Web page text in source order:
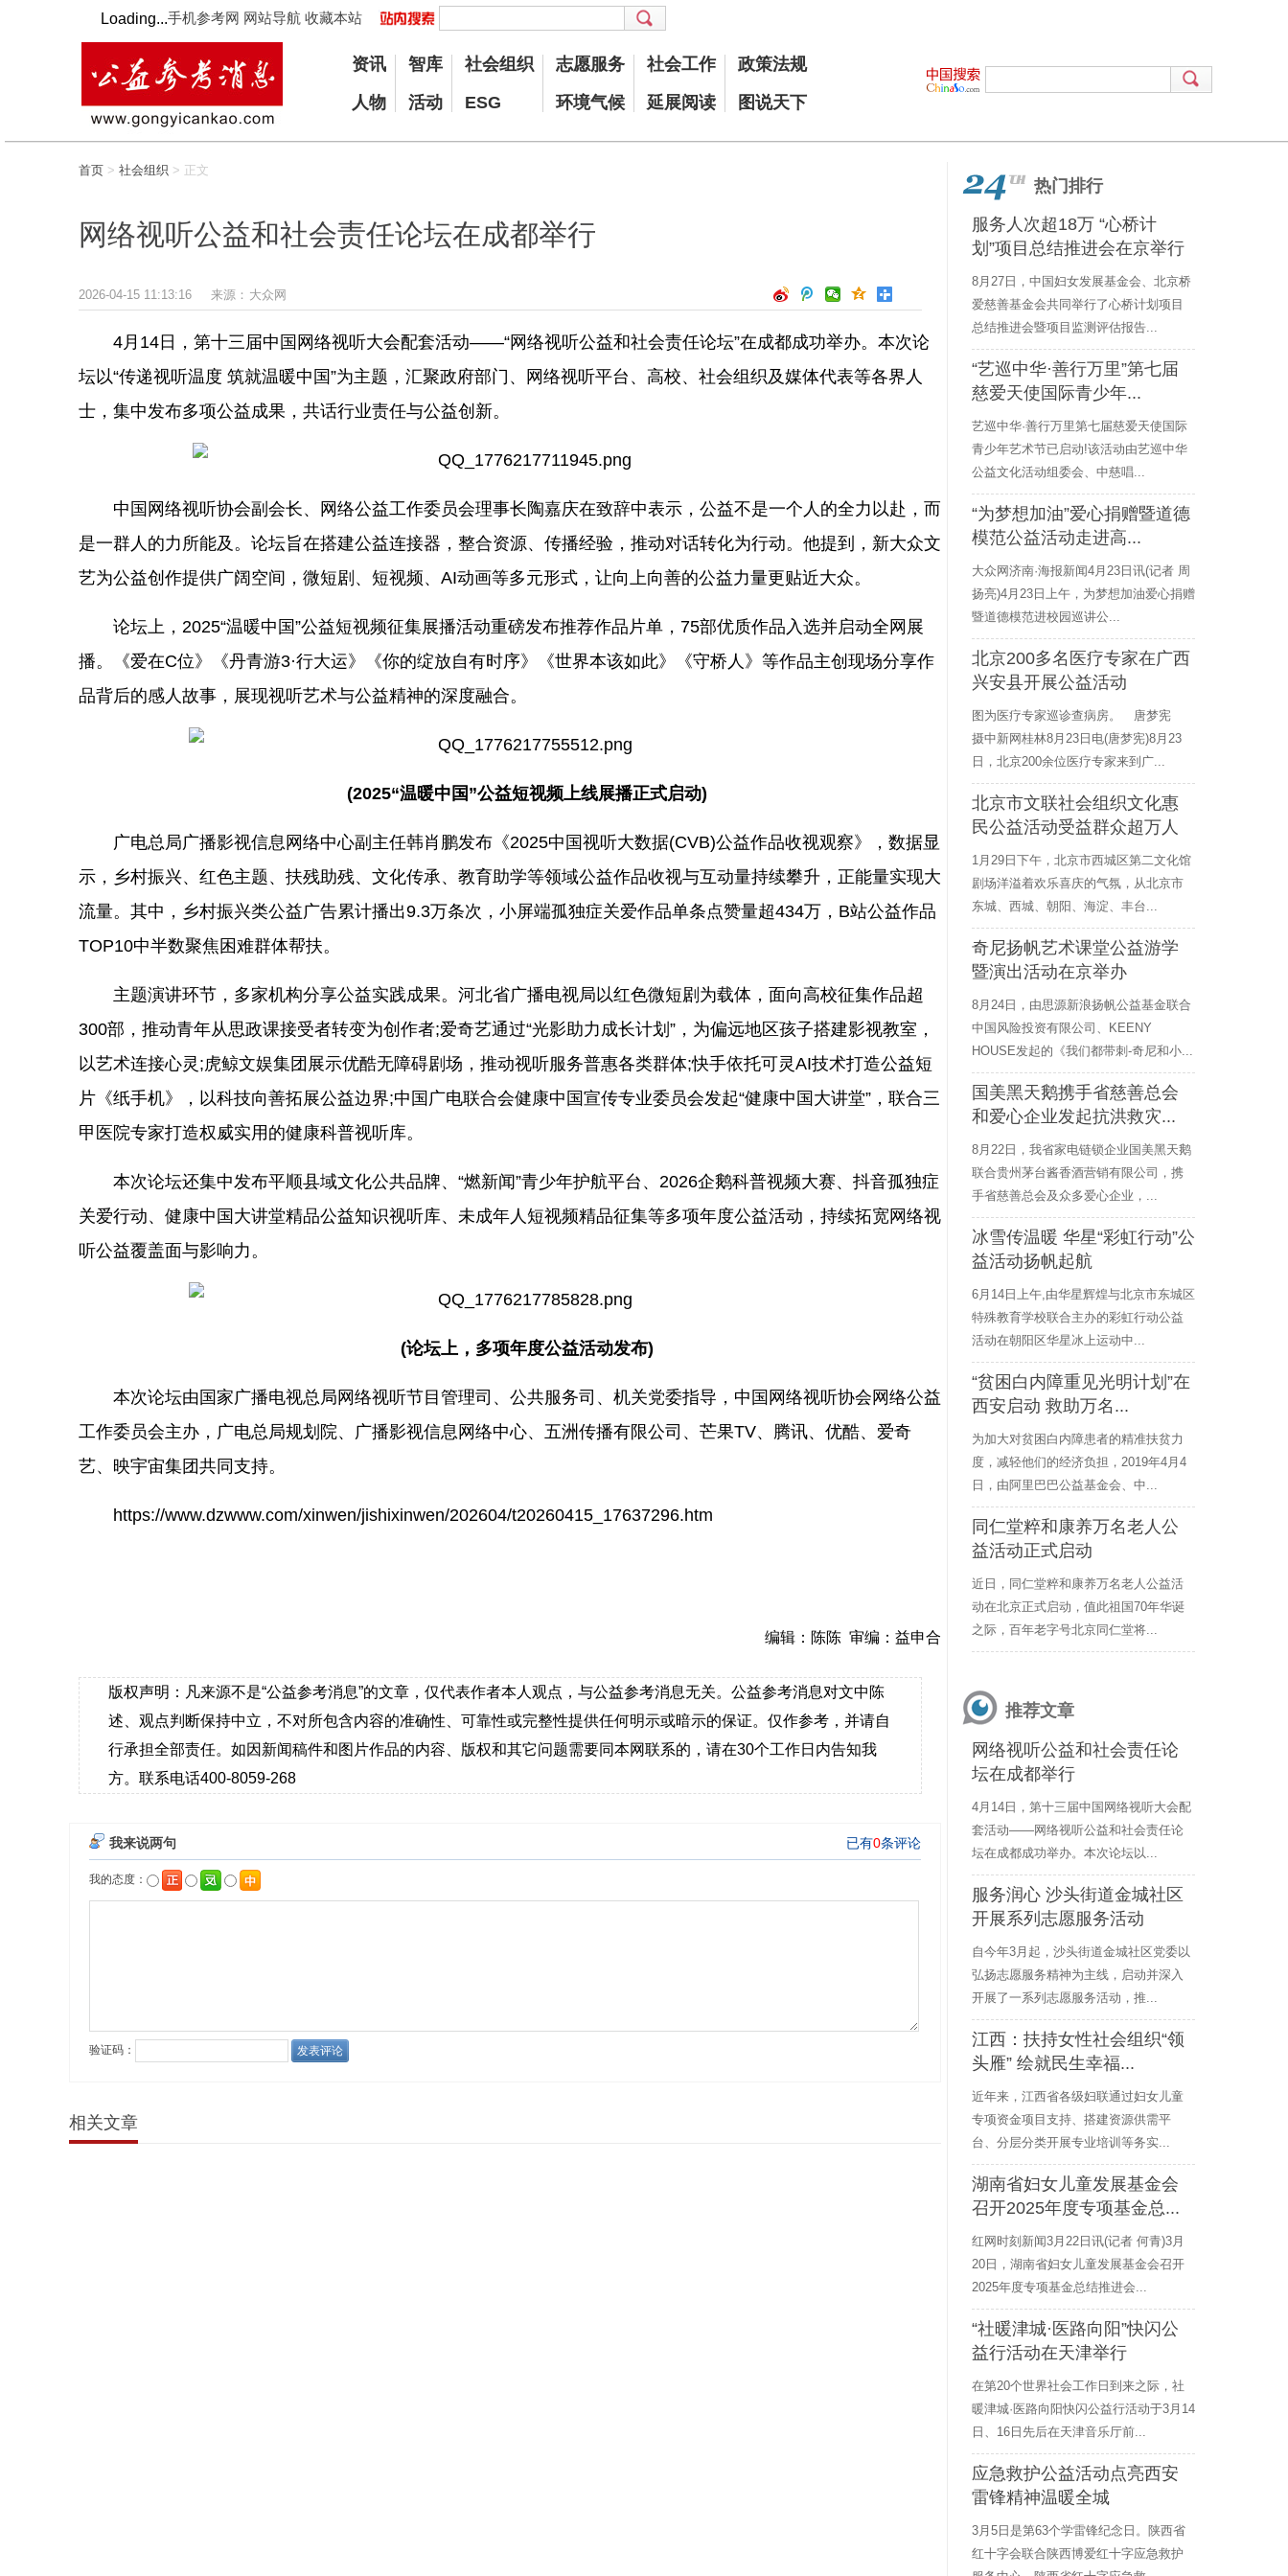
Loading...手机参考网 网站导航 收藏本站
资讯
人物
智库
活动
社会组织
ESG
志愿服务
环境气候
社会工作
延展阅读
政策法规
图说天下
首页 > 社会组织 > 正文
网络视听公益和社会责任论坛在成都举行
2026-04-15 11:13:16 来源： 大众网
4月14日，第十三届中国网络视听大会配套活动——“网络视听公益和社会责任论坛”在成都成功举办。本次论
坛以“传递视听温度 筑就温暖中国”为主题，汇聚政府部门、网络视听平台、高校、社会组织及媒体代表等各界人
士，集中发布多项公益成果，共话行业责任与公益创新。
中国网络视听协会副会长、网络公益工作委员会理事长陶嘉庆在致辞中表示，公益不是一个人的全力以赴，而
是一群人的力所能及。论坛旨在搭建公益连接器，整合资源、传播经验，推动对话转化为行动。他提到，新大众文
艺为公益创作提供广阔空间，微短剧、短视频、AI动画等多元形式，让向上向善的公益力量更贴近大众。
论坛上，2025“温暖中国”公益短视频征集展播活动重磅发布推荐作品片单，75部优质作品入选并启动全网展
播。《爱在C位》《丹青游3·行大运》《你的绽放自有时序》《世界本该如此》《守桥人》等作品主创现场分享作
品背后的感人故事，展现视听艺术与公益精神的深度融合。
(2025“温暖中国”公益短视频上线展播正式启动)
广电总局广播影视信息网络中心副主任韩肖鹏发布《2025中国视听大数据(CVB)公益作品收视观察》，数据显
示，乡村振兴、红色主题、扶残助残、文化传承、教育助学等领域公益作品收视与互动量持续攀升，正能量实现大
流量。其中，乡村振兴类公益广告累计播出9.3万条次，小屏端孤独症关爱作品单条点赞量超434万，B站公益作品
TOP10中半数聚焦困难群体帮扶。
主题演讲环节，多家机构分享公益实践成果。河北省广播电视局以红色微短剧为载体，面向高校征集作品超
300部，推动青年从思政课接受者转变为创作者;爱奇艺通过“光影助力成长计划”，为偏远地区孩子搭建影视教室，
以艺术连接心灵;虎鲸文娱集团展示优酷无障碍剧场，推动视听服务普惠各类群体;快手依托可灵AI技术打造公益短
片《纸手机》，以科技向善拓展公益边界;中国广电联合会健康中国宣传专业委员会发起“健康中国大讲堂”，联合三
甲医院专家打造权威实用的健康科普视听库。
本次论坛还集中发布平顺县域文化公共品牌、“燃新闻”青少年护航平台、2026企鹅科普视频大赛、抖音孤独症
关爱行动、健康中国大讲堂精品公益知识视听库、未成年人短视频精品征集等多项年度公益活动，持续拓宽网络视
听公益覆盖面与影响力。
(论坛上，多项年度公益活动发布)
本次论坛由国家广播电视总局网络视听节目管理司、公共服务司、机关党委指导，中国网络视听协会网络公益
工作委员会主办，广电总局规划院、广播影视信息网络中心、五洲传播有限公司、芒果TV、腾讯、优酷、爱奇
艺、映宇宙集团共同支持。
https://www.dzwww.com/xinwen/jishixinwen/202604/t20260415_17637296.htm
编辑：陈陈 审编：益申合
版权声明：凡来源不是“公益参考消息”的文章，仅代表作者本人观点，与公益参考消息无关。公益参考消息对文中陈
述、观点判断保持中立，不对所包含内容的准确性、可靠性或完整性提供任何明示或暗示的保证。仅作参考，并请自
行承担全部责任。如因新闻稿件和图片作品的内容、版权和其它问题需要同本网联系的，请在30个工作日内告知我
方。联系电话400-8059-268
相关文章
热门排行
服务人次超18万 “心桥计
划”项目总结推进会在京举行
8月27日，中国妇女发展基金会、北京桥
爱慈善基金会共同举行了心桥计划项目
总结推进会暨项目监测评估报告...
“艺巡中华·善行万里”第七届
慈爱天使国际青少年...
艺巡中华·善行万里第七届慈爱天使国际
青少年艺术节已启动!该活动由艺巡中华
公益文化活动组委会、中慈唱...
“为梦想加油”爱心捐赠暨道德
模范公益活动走进高...
大众网济南·海报新闻4月23日讯(记者 周
扬亮)4月23日上午，为梦想加油爱心捐赠
暨道德模范进校园巡讲公...
北京200多名医疗专家在广西
兴安县开展公益活动
图为医疗专家巡诊查病房。 唐梦宪
摄中新网桂林8月23日电(唐梦宪)8月23
日，北京200余位医疗专家来到广...
北京市文联社会组织文化惠
民公益活动受益群众超万人
1月29日下午，北京市西城区第二文化馆
剧场洋溢着欢乐喜庆的气氛，从北京市
东城、西城、朝阳、海淀、丰台...
奇尼扬帆艺术课堂公益游学
暨演出活动在京举办
8月24日，由思源新浪扬帆公益基金联合
中国风险投资有限公司、KEENY
HOUSE发起的《我们都带刺-奇尼和小...
国美黑天鹅携手省慈善总会
和爱心企业发起抗洪救灾...
8月22日，我省家电链锁企业国美黑天鹅
联合贵州茅台酱香酒营销有限公司，携
手省慈善总会及众多爱心企业，...
冰雪传温暖 华星“彩虹行动”公
益活动扬帆起航
6月14日上午,由华星辉煌与北京市东城区
特殊教育学校联合主办的彩虹行动公益
活动在朝阳区华星冰上运动中...
“贫困白内障重见光明计划”在
西安启动 救助万名...
为加大对贫困白内障患者的精准扶贫力
度，减轻他们的经济负担，2019年4月4
日，由阿里巴巴公益基金会、中...
同仁堂粹和康养万名老人公
益活动正式启动
近日，同仁堂粹和康养万名老人公益活
动在北京正式启动，值此祖国70年华诞
之际，百年老字号北京同仁堂将...
推荐文章
网络视听公益和社会责任论
坛在成都举行
4月14日，第十三届中国网络视听大会配
套活动——网络视听公益和社会责任论
坛在成都成功举办。本次论坛以...
服务润心 沙头街道金城社区
开展系列志愿服务活动
自今年3月起，沙头街道金城社区党委以
弘扬志愿服务精神为主线，启动并深入
开展了一系列志愿服务活动，推...
江西：扶持女性社会组织“领
头雁” 绘就民生幸福...
近年来，江西省各级妇联通过妇女儿童
专项资金项目支持、搭建资源供需平
台、分层分类开展专业培训等务实...
湖南省妇女儿童发展基金会
召开2025年度专项基金总...
红网时刻新闻3月22日讯(记者 何青)3月
20日，湖南省妇女儿童发展基金会召开
2025年度专项基金总结推进会...
“社暖津城·医路向阳”快闪公
益行活动在天津举行
在第20个世界社会工作日到来之际，社
暖津城·医路向阳快闪公益行活动于3月14
日、16日先后在天津音乐厅前...
应急救护公益活动点亮西安
雷锋精神温暖全城
3月5日是第63个学雷锋纪念日。陕西省
红十字会联合陕西博爱红十字应急救护